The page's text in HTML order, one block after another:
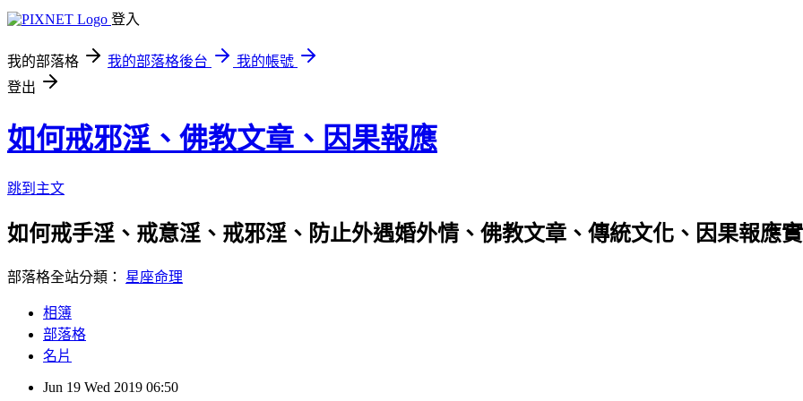
登入
我的部落格 我的部落格後台
我的帳號
登出
如何戒邪淫、佛教文章、因果報應
跳到主文
如何戒手淫、戒意淫、戒邪淫、防止外遇婚外情、佛教文章、傳統文化、因果報應
部落格全站分類： 星座命理
相簿
部落格
名片
Jun 19 Wed 2019 06:50